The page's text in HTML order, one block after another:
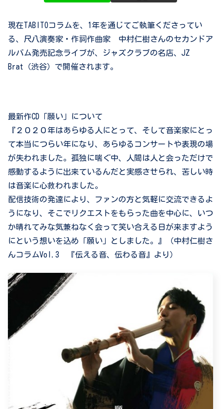
現在TABITOコラムを、1年を通じてご執筆くださってい
る、尺八演奏家・作詞作曲家 中村仁樹さんのセカンドア
ルバム発売記念ライブが、ジャズクラブの名店、JZ
Brat（渋谷）で開催されます。
最新作CD「願い」について
『２０２０年はあらゆる人にとって、そして音楽家にとっ
て本当につらい年になり、あらゆるコンサートや表現の場
が失われました。孤独に喘ぐ中、人間は人と会っただけで
感動するように出来ているんだと実感させられ、苦しい時
は音楽に心救われました。
配信技術の発達により、ファンの方と気軽に交流できるよ
うになり、そこでリクエストをもらった曲を中心に、いつ
か晴れてみな気兼ねなく会って笑い合える日が来ますよう
にという想いを込め「願い」としました。』（中村仁樹さ
んコラムVol.3 『伝える音、伝わる音』より）